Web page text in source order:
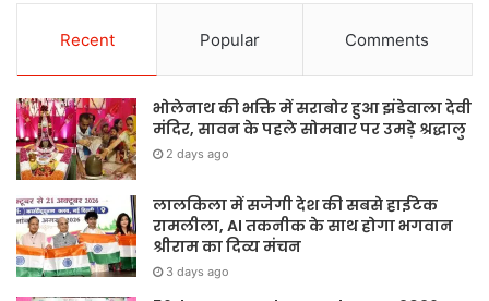
Recent Popular Comments
भोलेनाथ की भक्ति में सराबोर हुआ झंडेवाला देवी
मंदिर, सावन के पहले सोमवार पर उमड़े श्रद्धालु
2 days ago
लालकिला में सजेगी देश की सबसे हाईटेक
रामलीला, AI तकनीक के साथ होगा भगवान
श्रीराम का दिव्य मंचन
3 days ago